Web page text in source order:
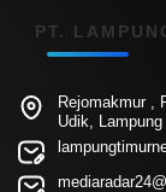
PT.
Rejomakmur ,
Udik,